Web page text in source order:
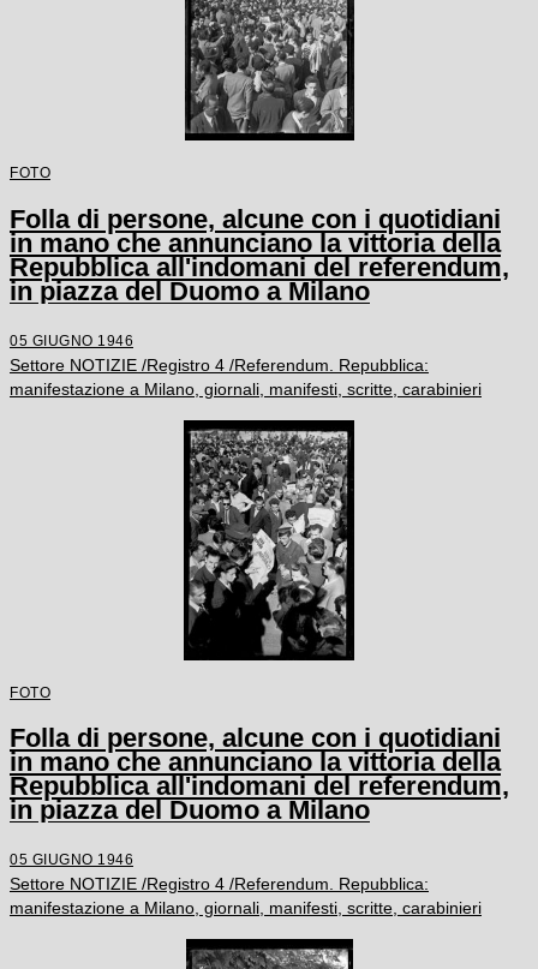
FOTO
Folla di persone, alcune con i quotidiani
in mano che annunciano la vittoria della
Repubblica all'indomani del referendum,
in piazza del Duomo a Milano
05 GIUGNO 1946
Settore NOTIZIE /Registro 4 /Referendum. Repubblica:
manifestazione a Milano, giornali, manifesti, scritte, carabinieri
FOTO
Folla di persone, alcune con i quotidiani
in mano che annunciano la vittoria della
Repubblica all'indomani del referendum,
in piazza del Duomo a Milano
05 GIUGNO 1946
Settore NOTIZIE /Registro 4 /Referendum. Repubblica:
manifestazione a Milano, giornali, manifesti, scritte, carabinieri